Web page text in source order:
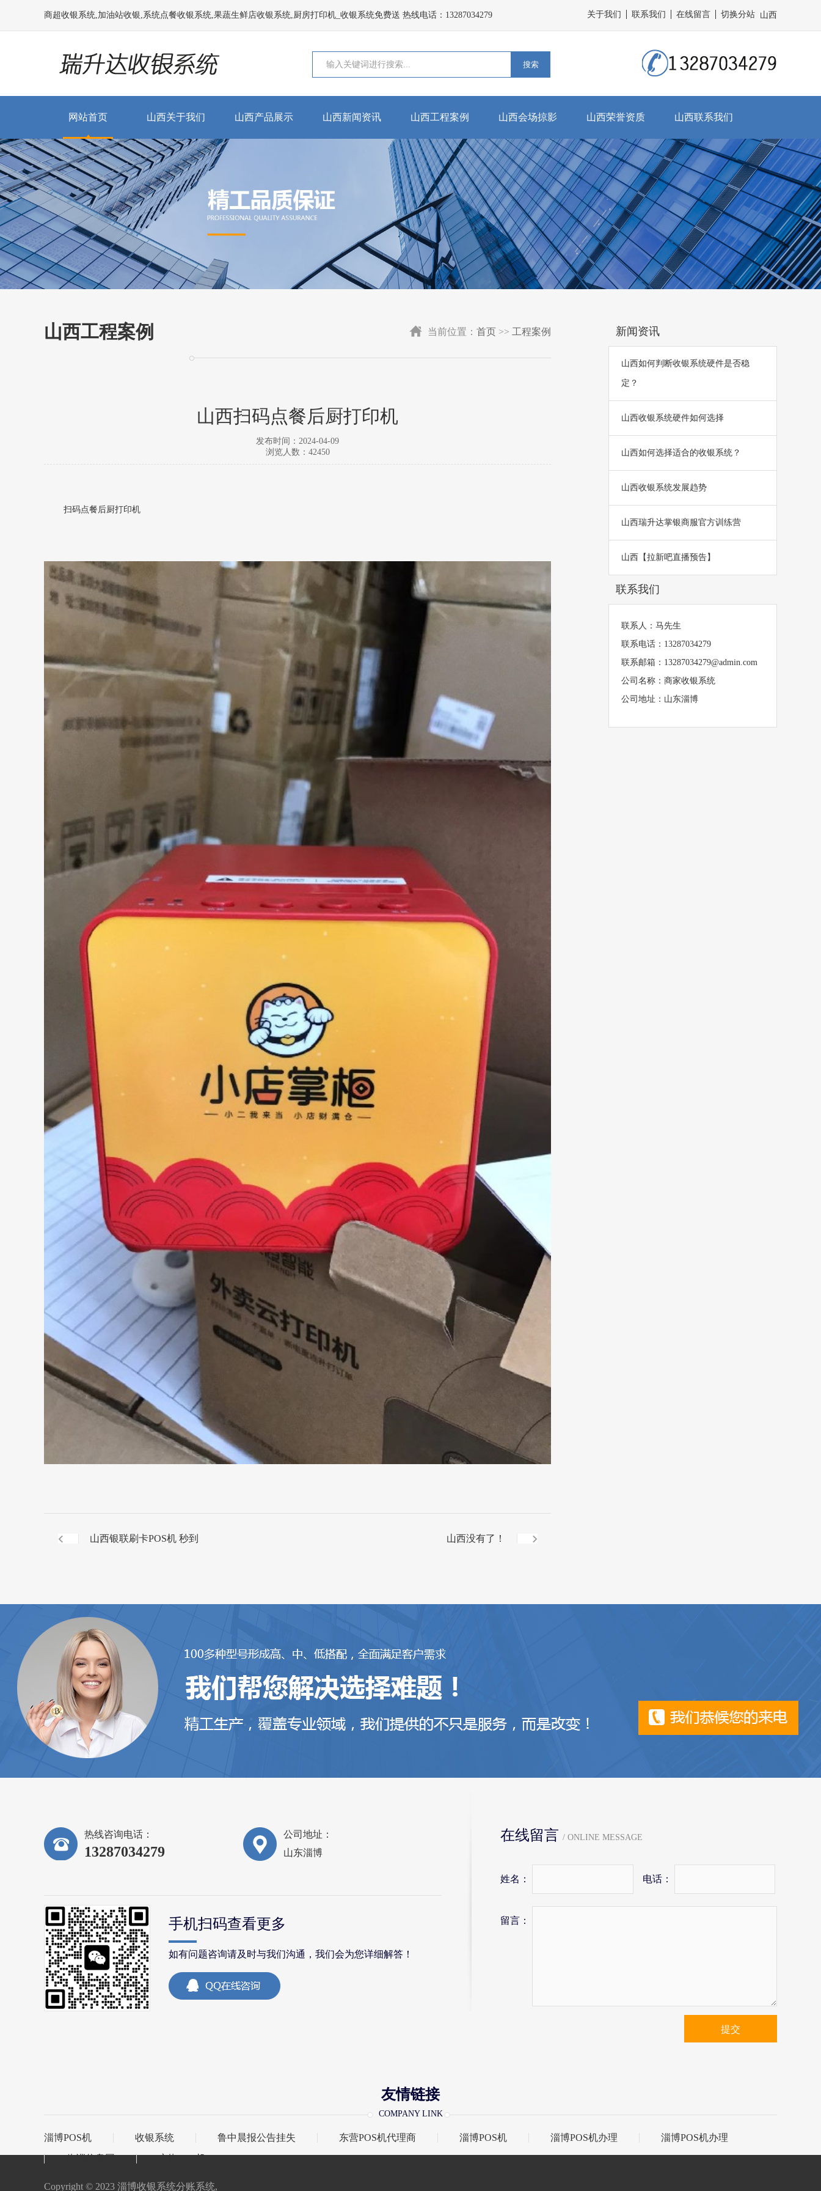
商超收银系统,加油站收银,系统点餐收银系统,果蔬生鲜店收银系统,厨房打印机_收银系统免费送 热线电话：13287034279 关于我们 联系我们 在线留言 山西
切换分站
搜索
网站首页 山西关于我们 山西产品展示 山西新闻资讯 山西工程案例 山西会场掠影 山西荣誉资质 山西联系我们
山西工程案例 当前位置： 首页 >> 工程案例
山西扫码点餐后厨打印机
发布时间：2024-04-09
浏览人数：42450
扫码点餐后厨打印机
山西银联刷卡POS机 秒到 山西没有了！
新闻资讯
山西如何判断收银系统硬件是否稳
定？
山西收银系统硬件如何选择
山西如何选择适合的收银系统？
山西收银系统发展趋势
山西瑞升达掌银商服官方训练营
山西【拉新吧直播预告】
联系我们
联系人：马先生
联系电话：13287034279
联系邮箱：13287034279@admin.com
公司名称：商家收银系统
公司地址：山东淄博
热线咨询电话：
13287034279
公司地址：
山东淄博
手机扫码查看更多
如有问题咨询请及时与我们沟通，我们会为您详细解答！
在线留言 / ONLINE MESSAGE
姓名： 电话：
留言：
提交
友情链接
COMPANY LINK
淄博POS机 收银系统 鲁中晨报公告挂失 东营POS机代理商 淄博POS机 淄博POS机办理
淄博POS机办理
临淄信息网
广饶POS机
Copyright © 2023 淄博收银系统分账系统,